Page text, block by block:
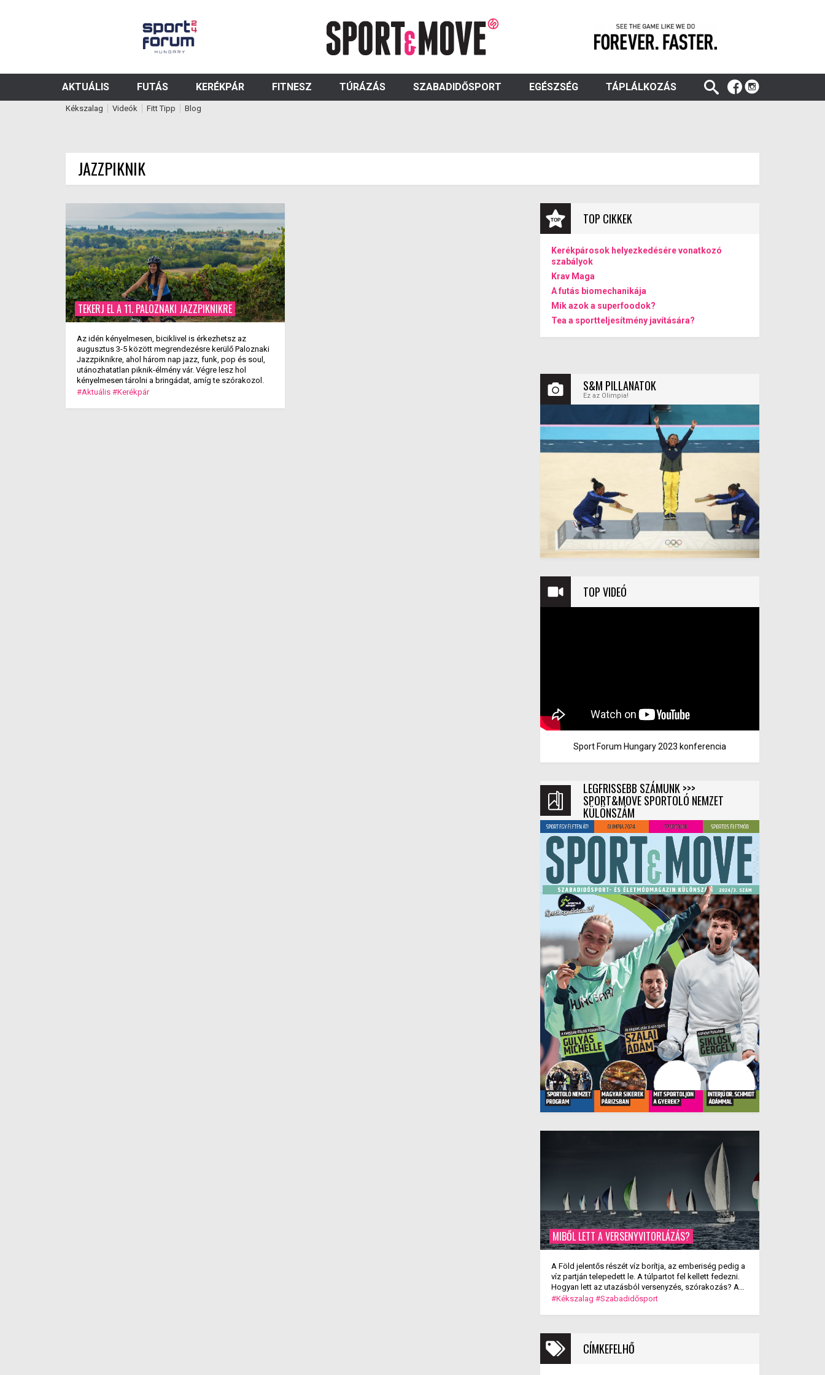
AKTUÁLIS FUTÁS KERÉKPÁR FITNESZ TÚRÁZÁS SZABADIDŐSPORT EGÉSZSÉG TÁPLÁLKOZÁS
Kékszalag Videók Fitt Tipp Blog
JAZZPIKNIK
TEKERJ EL A 11. PALOZNAKI JAZZPIKNIKRE
Az idén kényelmesen, biciklivel is érkezhetsz az
augusztus 3-5 között megrendezésre kerülő Paloznaki
Jazzpiknikre, ahol három nap jazz, funk, pop és soul,
utánozhatatlan piknik-élmény vár. Végre lesz hol
kényelmesen tárolni a bringádat, amíg te szórakozol.
#Aktuális #Kerékpár
TOP CIKKEK
Kerékpárosok helyezkedésére vonatkozó
szabályok
Krav Maga
A futás biomechanikája
Mik azok a superfoodok?
Tea a sportteljesítmény javítására?
S&M PILLANATOK
Ez az Olimpia!
TOP VIDEÓ
Sport Forum Hungary 2023 konferencia
LEGFRISSEBB SZÁMUNK >>>
SPORT&MOVE SPORTOLÓ NEMZET
KÜLÖNSZÁM
MIBŐL LETT A VERSENYVITORLÁZÁS?
A Föld jelentős részét víz borítja, az emberiség pedig a
víz partján telepedett le. A túlpartot fel kellett fedezni.
Hogyan lett az utazásból versenyzés, szórakozás? A
versenyvitorlázás kialakulása.
#Kékszalag #Szabadidősport
CÍMKEFELHŐ